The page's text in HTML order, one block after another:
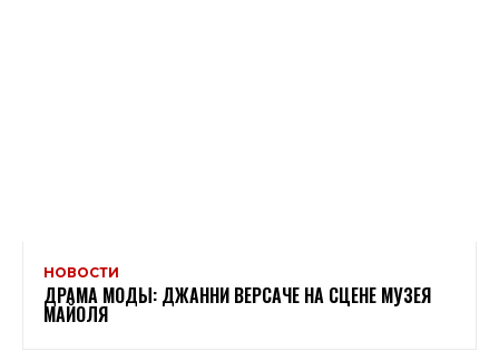
НОВОСТИ
ДРАМА МОДЫ: ДЖАННИ ВЕРСАЧЕ НА СЦЕНЕ МУЗЕЯ
МАЙОЛЯ